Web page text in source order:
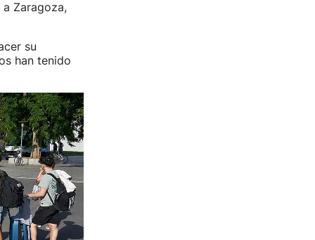
Zaragoza,
su
han tenido